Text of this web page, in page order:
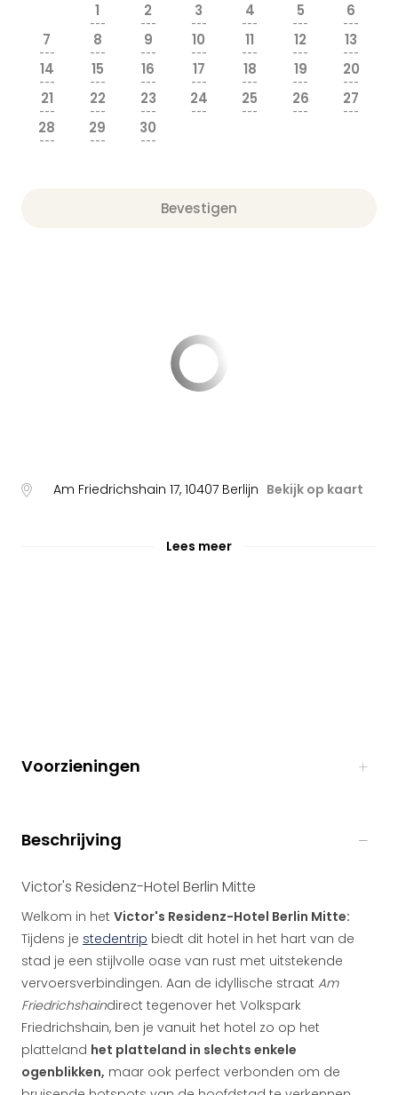
1
---
2
---
3
---
4
---
5
---
6
---
7
---
8
---
9
---
10
---
11
---
12
---
13
---
14
---
15
---
16
---
17
---
18
---
19
---
20
---
21
---
22
---
23
---
24
---
25
---
26
---
27
---
28
---
29
---
30
---
Bevestigen
Am Friedrichshain 17, 10407 Berlijn Bekijk op kaart
Lees meer
Voorzieningen
Beschrijving
Victor's Residenz-Hotel Berlin Mitte
Welkom in het Victor's Residenz-Hotel Berlin Mitte:
Tijdens je stedentrip biedt dit hotel in het hart van de
stad je een stijlvolle oase van rust met uitstekende
vervoersverbindingen. Aan de idyllische straat Am
Friedrichshaindirect tegenover het Volkspark
Friedrichshain, ben je vanuit het hotel zo op het
platteland het platteland in slechts enkele
ogenblikken, maar ook perfect verbonden om de